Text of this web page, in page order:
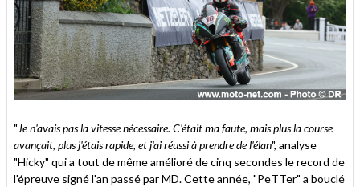
"Je n'avais pas la vitesse nécessaire. C'était ma faute, mais plus la course
avançait, plus j'étais rapide, et j'ai réussi à prendre de l'élan", analyse
"Hicky" qui a tout de même amélioré de cinq secondes le record de
l'épreuve signé l'an passé par MD. Cette année, "PeTTer" a bouclé